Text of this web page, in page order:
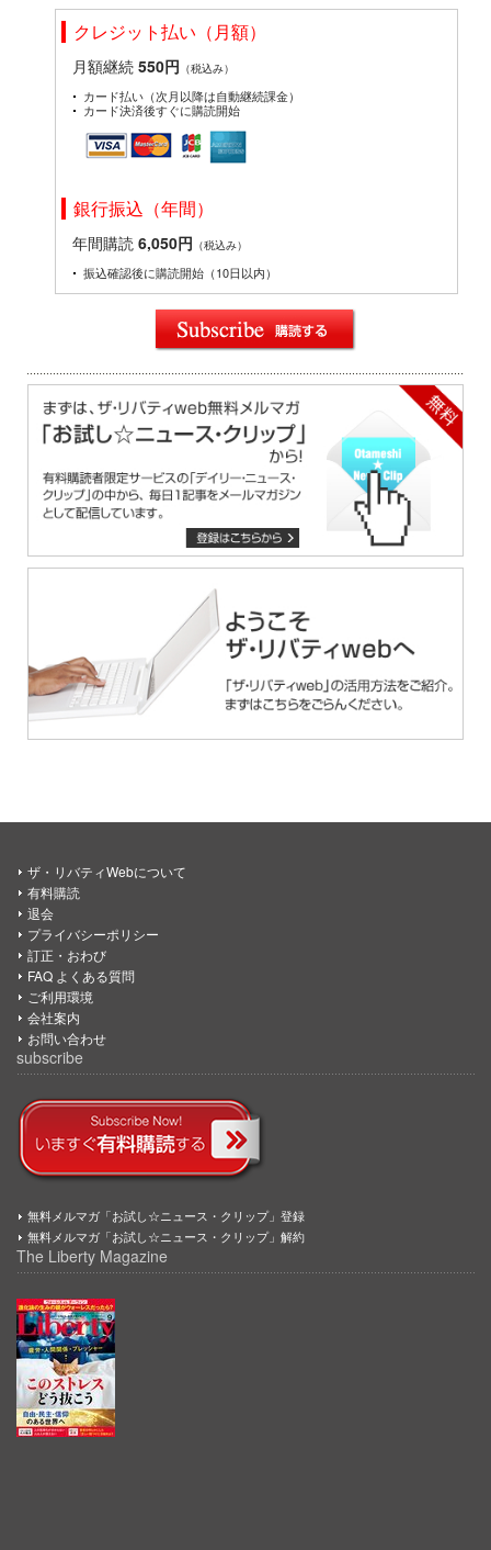
クレジット払い（月額）
月額継続 550円 （税込み）
カード払い（次月以降は自動継続課金）
カード決済後すぐに購読開始
銀行振込（年間）
年間購読 6,050円 （税込み）
振込確認後に購読開始（10日以内）
ザ・リバティWebについて
有料購読
退会
プライバシーポリシー
訂正・おわび
FAQ よくある質問
ご利用環境
会社案内
お問い合わせ
subscribe
無料メルマガ「お試し☆ニュース・クリップ」登録
無料メルマガ「お試し☆ニュース・クリップ」解約
The Liberty Magazine